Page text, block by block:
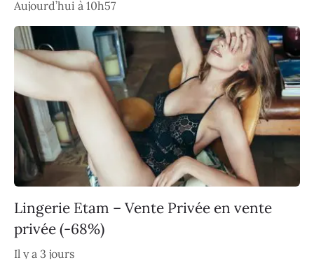
Aujourd’hui à 10h57
Lingerie Etam – Vente Privée en vente
privée (-68%)
Il y a 3 jours